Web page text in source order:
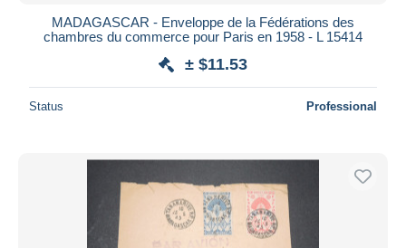
MADAGASCAR - Enveloppe de la Fédérations des
chambres du commerce pour Paris en 1958 - L 15414
± $11.53
Status Professional